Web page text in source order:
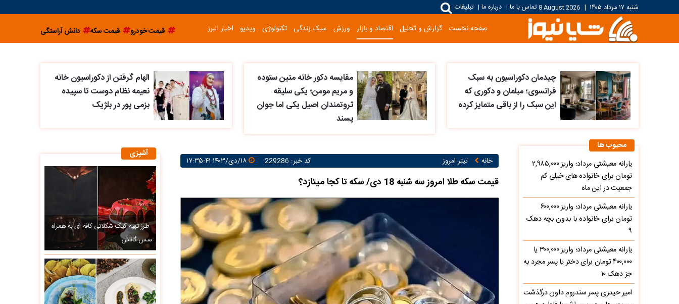
شنبه ۱۷ مرداد ۱۴۰۵ |
8 August 2026تماس با ما | درباره ما | تبلیغات
صفحه نخست گزارش و تحلیل اقتصاد و بازار ورزش سبک زندگی تکنولوژی ویدیو اخبار البرز قیمت خودرو قیمت سکه دانش آراستگی
چیدمان دکوراسیون به سبک
فرانسوی؛ مبلمان و دکوری که
این سبک را از باقی متمایز کرده
مقایسه دکور خانه متین ستوده
و مریم مومن؛ یکی سلیقه
ثروتمندان اصیل یکی اما جوان
پسند
الهام گرفتن از دکوراسیون خانه
نعیمه نظام دوست تا سپیده
بزمی پور در بلژیک
خانه تیتر امروز کد خبر: 229286 ۱۸/دی/۱۴۰۳ ۱۷:۳۵:۴۱
قیمت سکه طلا امروز سه شنبه 18 دی/ سکه تا کجا میتازد؟
آشپزی
طرز تهیه کیک شکلاتی کافه ای به همراه
سس گاناش
محبوب ها
یارانه معیشتی مرداد؛ واریز ۲,۹۸۵,۰۰۰
تومان برای خانواده های خیلی کم
جمعیت در این ماه
یارانه معیشتی مرداد؛ واریز ۶۰۰,۰۰۰
تومان برای خانواده با بدون بچه دهک
۹
یارانه معیشتی مرداد؛ واریز ۳۰۰,۰۰۰ یا
۴۰۰,۰۰۰ تومان برای دختر یا پسر مجرد به
جز دهک ۱۰
امیر حیدری پسر سندروم داون درگذشت